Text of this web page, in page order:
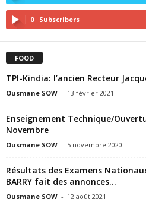
0 Subscribers
FOOD
TPI-Kindia: l’ancien Recteur
Ousmane SOW - 13 février 2021
Enseignement Technique/
Novembre
Ousmane SOW - 5 novembre 2020
Résultats des Examens
BARRY fait des annonces…
Ousmane SOW - 12 août 2021